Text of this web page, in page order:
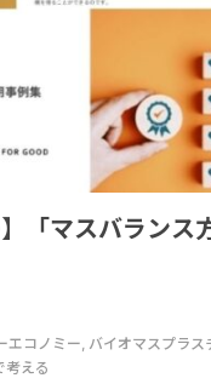
】「マスバラン
エコノミー, バイオマスプラ
考える